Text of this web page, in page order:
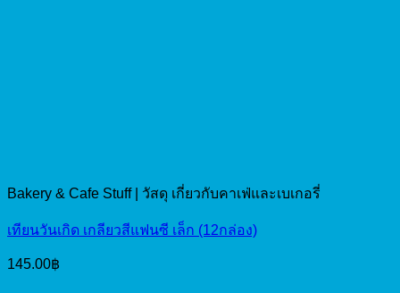
Bakery & Cafe Stuff | วัสดุ เกี่ยวกับคาเฟ่และเบเกอรี่
เทียนวันเกิด เกลียวสีแฟนซี เล็ก (12กล่อง)
145.00฿